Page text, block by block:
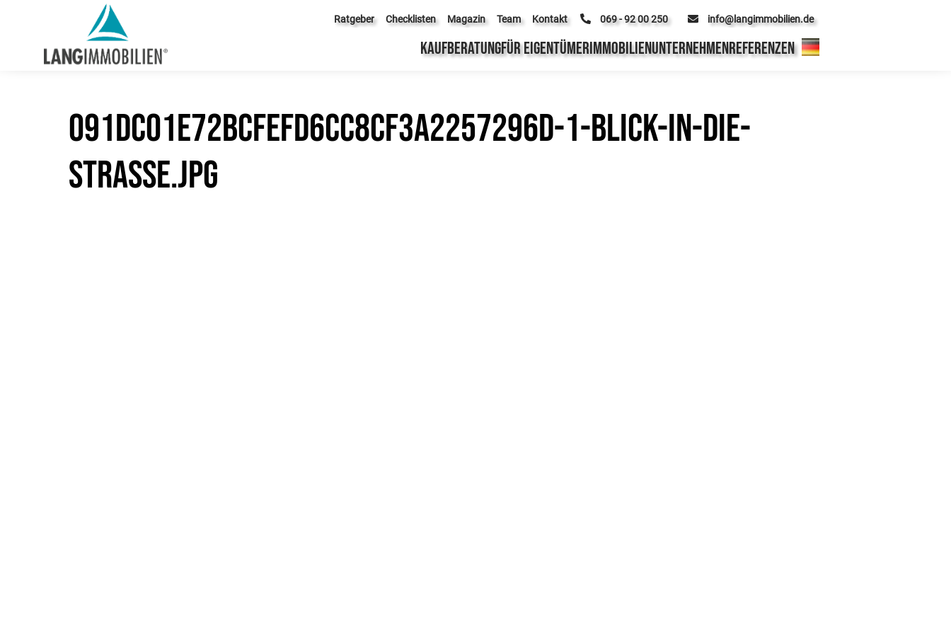
Ratgeber Checklisten Magazin Team Kontakt 069 - 92 00 250 info@langimmobilien.de
KAUFBERATUNGFÜR EIGENTÜMERIMMOBILIENUNTERNEHMENREFERENZEN
091dc01e72bcfefd6cc8cf3a2257296d-1-Blick-in-die-
Strasse.jpg